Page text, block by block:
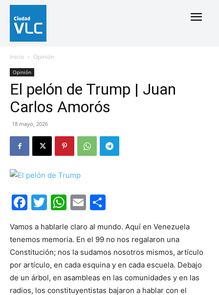
Inicio Opinión
Opinión
El pelón de Trump | Juan
Carlos Amorós
18 mayo, 2026
Facebook
Twitter
WhatsApp
Email
Vamos a hablarle claro al mundo. Aquí en Venezuela
tenemos memoria. En el 99 no nos regalaron una
Constitución; nos la sudamos nosotros mismos, artículo
por artículo, en cada esquina y en cada escuela. Debajo
de un árbol, en asambleas en las comunidades y en las
radios, los constituyentistas bajaron a hablar con el